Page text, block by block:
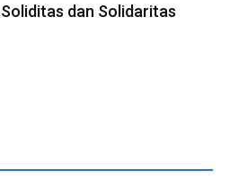
dan Solidaritas